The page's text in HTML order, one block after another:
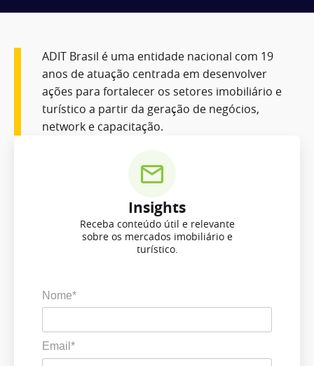
ADIT Brasil é uma entidade nacional com 19
anos de atuação centrada em desenvolver
ações para fortalecer os setores imobiliário e
turístico a partir da geração de negócios,
network e capacitação.
Insights
Receba conteúdo útil e relevante
sobre os mercados imobiliário e
turístico.
Nome*
Email*